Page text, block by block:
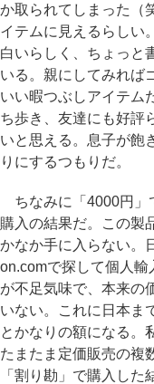
か取られてしまった（
イテムに見えるらしい
白いらしく、ちょっと
いる。親にしてみれば
いい暇つぶしアイテム
ち歩き、友達にも好評
いと思える。息子が飽
りにするつもりだ。
ちなみに「4000円」
購入の結果だ。この製
かなか手に入らない。
on.comで探して個人
が不足気味で、本来の
いない。これに日本ま
とかなりの額になる。
たまたま定価販売の複
「割り勘」で購入し